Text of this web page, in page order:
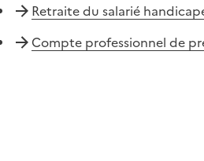
Retraite du salarié
Compte professionnel de